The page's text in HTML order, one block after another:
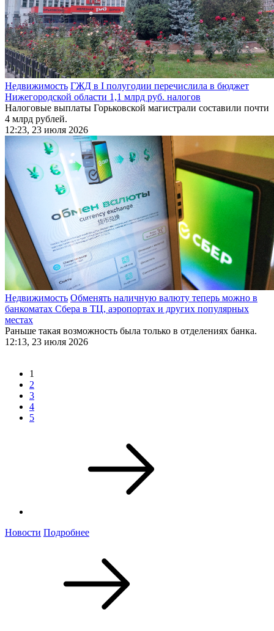
Недвижимость ГЖД в I полугодии перечислила в бюджет
Нижегородской области 1,1 млрд руб. налогов
Налоговые выплаты Горьковской магистрали составили почти
4 млрд рублей.
12:23, 23 июля 2026
Недвижимость Обменять наличную валюту теперь можно в
банкоматах Сбера в ТЦ, аэропортах и других популярных
местах
Раньше такая возможность была только в отделениях банка.
12:13, 23 июля 2026
1
2
3
4
5
Новости Подробнее